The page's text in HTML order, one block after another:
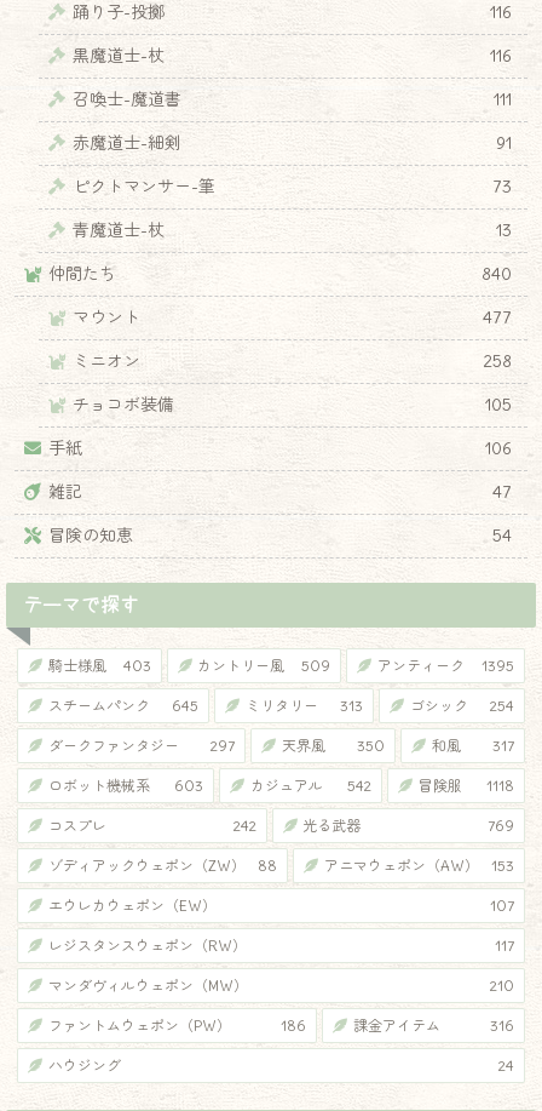
踊り子-投擲
116
黒魔道士-杖
116
召喚士-魔道書
111
赤魔道士-細剣
91
ピクトマンサー-筆
73
青魔道士-杖
13
仲間たち
840
マウント
477
ミニオン
258
チョコボ装備
105
手紙
106
雑記
47
冒険の知恵
54
テーマで探す
騎士様風 403 カントリー風 509 アンティーク 1395
スチームパンク 645 ミリタリー 313 ゴシック 254
ダークファンタジー 297 天界風 350 和風 317
ロボット機械系 603 カジュアル 542 冒険服 1118
コスプレ 242 光る武器 769
ゾディアックウェポン（ZW） 88 アニマウェポン（AW） 153
エウレカウェポン（EW） 107
レジスタンスウェポン（RW） 117
マンダヴィルウェポン（MW） 210
ファントムウェポン（PW） 186 課金アイテム 316
ハウジング 24